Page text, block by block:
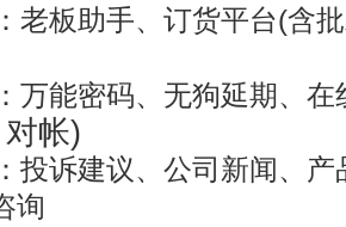
老板助手、订货平台(含
万能密码、无狗延期、
帐)
投诉建议、公司新闻、
询